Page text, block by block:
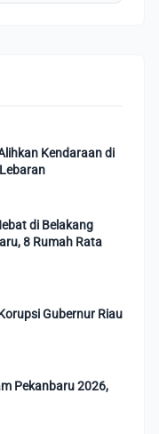
Kendaraan di
di Belakang
8 Rumah Rata
Gubernur Riau
Pekanbaru 2026,